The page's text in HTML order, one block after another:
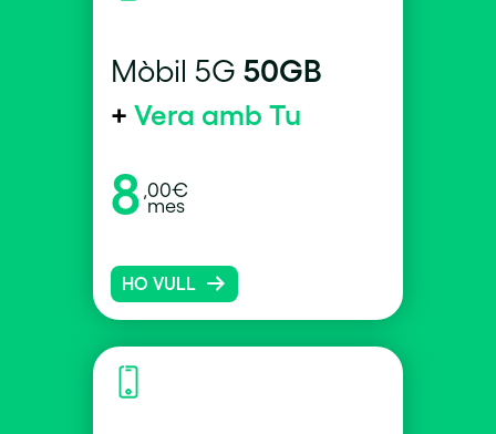
Mòbil 5G 50GB
+ Vera amb Tu
8 ,00€
mes
HO VULL